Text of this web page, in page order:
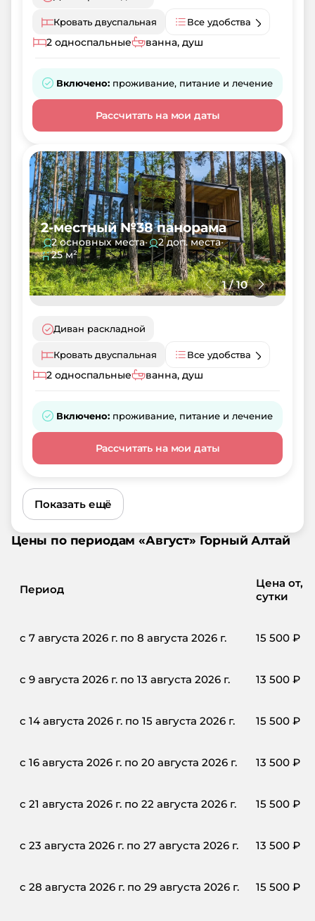
Кровать двуспальная
Все удобства
2 односпальные
ванна, душ
Включено: проживание, питание и лечение
Рассчитать на мои даты
2-местный №38 панорама
2 основных места• 2 доп. места•
25 м²
1/10
Диван раскладной
Кровать двуспальная
Все удобства
2 односпальные
ванна, душ
Включено: проживание, питание и лечение
Рассчитать на мои даты
Показать ещё
Цены по периодам «Август» Горный Алтай
Период
Цена от,
сутки
с 7 августа 2026 г. по 8 августа 2026 г. 15 500 ₽
с 9 августа 2026 г. по 13 августа 2026 г. 13 500 ₽
с 14 августа 2026 г. по 15 августа 2026 г. 15 500 ₽
с 16 августа 2026 г. по 20 августа 2026 г. 13 500 ₽
с 21 августа 2026 г. по 22 августа 2026 г. 15 500 ₽
с 23 августа 2026 г. по 27 августа 2026 г. 13 500 ₽
с 28 августа 2026 г. по 29 августа 2026 г. 15 500 ₽